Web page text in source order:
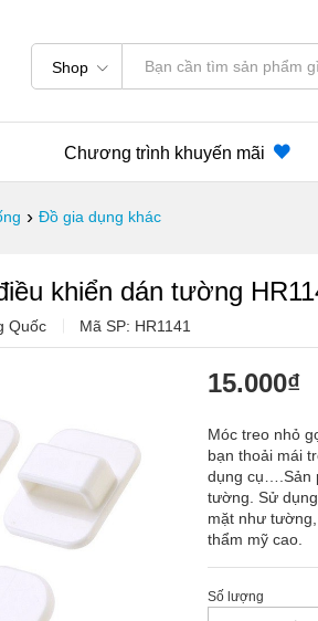
Shop
Chương trình khuyến mãi
› Đồ gia dụng khác
khiển dán tường
Quốc Mã SP: HR1141
15.000₫
Móc treo nhỏ
bạn thoải mái
dụng cụ….Sản
tường. Sử
mặt như
thẩm mỹ cao.
Bộ
Số lượng